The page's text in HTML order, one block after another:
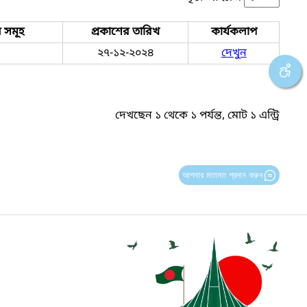
সমূহ প্রকাশের তারিখ
কার্যকলাপ
২৭-১২-২০২৪
দেখুন
দেখছেন ১ থেকে ১ পর্যন্ত, মোট ১ এন্ট্রি
আপনার মতামত প্রদান করুন